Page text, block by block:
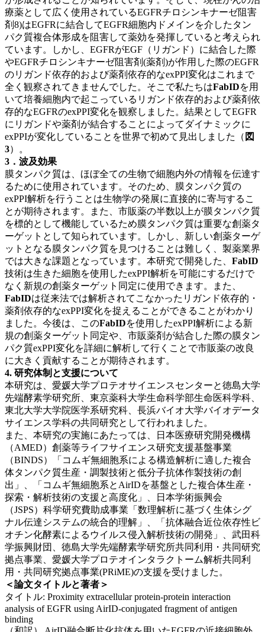
療薬として広く使用されているEGFRチロシンキナーゼ阻害
剤8)はEGFRに結合してEGFR細胞内ドメインを介したタン
パク質複合体形成を阻害して薬効を発揮していると考えられ
ています。しかし、EGFRがEGF（リガンド）に結合した際
やEGFRチロシンキナーゼ阻害剤(薬剤)が作用した際のEGFR
のリガンド依存的および薬剤依存的なexPPI変化はこれまで
全く観察されてきませんでした。そこで私たちはFabIDを用
いて培養細胞内で起こっているリガンド依存的および薬剤依
存的なEGFRのexPPI変化を観察しました。結果としてEGFR
にリガンドや薬剤が結合することによってダイナミックに
exPPIが変化していることを世界で初めて見出しました（ 図
3）。
3．波及効果
膜タンパク質は、ほぼ全ての生物で細胞内外の情報を伝達す
るために使用されています。そのため、膜タンパク質の
exPPI解析を行うことは生物学の発展に直接的に寄与するこ
とが期待されます。また、市販薬の半数以上が膜タンパク質
を標的として機能しているため膜タンパク質は重要な創薬タ
ーゲットとして知られています。しかし、新しい創薬ターゲ
ットとなる膜タンパク質を見つけることは難しく、製薬業界
では大きな課題となっています。本研究で開発した、 FabID
技術は生きた細胞を使用したexPPI解析を可能にするだけで
なく新規の創薬ターゲット同定に使用できます。また、
FabIDは従来法では解析されてこなかったリガンド依存的・
薬剤依存的なexPPI変化を捉えることができることがわかり
ました。今後は、このFabIDを使用したexPPI解析による新
規の創薬ターゲット同定や、市販薬剤が結合した際の膜タン
パク質exPPI変化を詳細に解析して行くことで市販薬の改良
に大きく貢献することが期待されます。
4. 研究体制と支援について
本研究は、愛媛大学プロテオサイエンスセンターと徳島大学
先端酵素学研究所、東京薬科大学生命科学部生命医科学科、
東北大学大学院医学系研究科、長浜バイオ大学バイオデータ
サイエンス学科の共同研究として行われました。
また、本研究の実施にあたっては、日本医療研究開発機構
（AMED）創薬等ライフサイエンス研究支援基盤事業
（BINDS）「コムギ無細胞系による構造解析に適した複合
体タンパク質生産・調製技術と低分子抗体作製技術の創
出」、「コムギ無細胞系とAirIDを基盤とした複合体生産・
探索・解析技術の支援と高度化」、日本学術振興会
（JSPS）科学研究費助成事業「数理解析に基づく生体シグ
ナル伝達システムの統合的理解」、「抗体融合近位依存性ビ
オチン化酵素によるウイルス侵入解析技術の開発」、武田科
学振興財団、徳島大学先端酵素学研究所共同利用・共同研究
拠点事業、愛媛大学プロテオインタラクトーム解析共同利
用・共同研究拠点事業(PRiME)の支援を受けました。
＜論文タイトルと著者＞
タイトル: Proximity extracellular protein-protein interaction
analysis of EGFR using AirID-conjugated fragment of antigen
binding